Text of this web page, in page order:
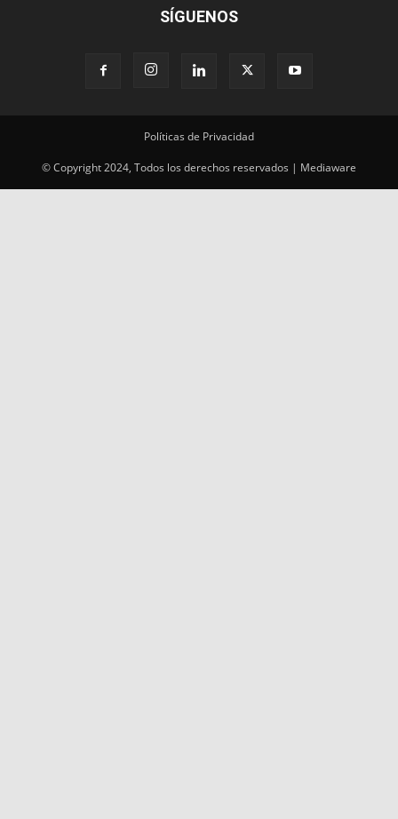
SÍGUENOS
Políticas de Privacidad
© Copyright 2024, Todos los derechos reservados | Mediaware